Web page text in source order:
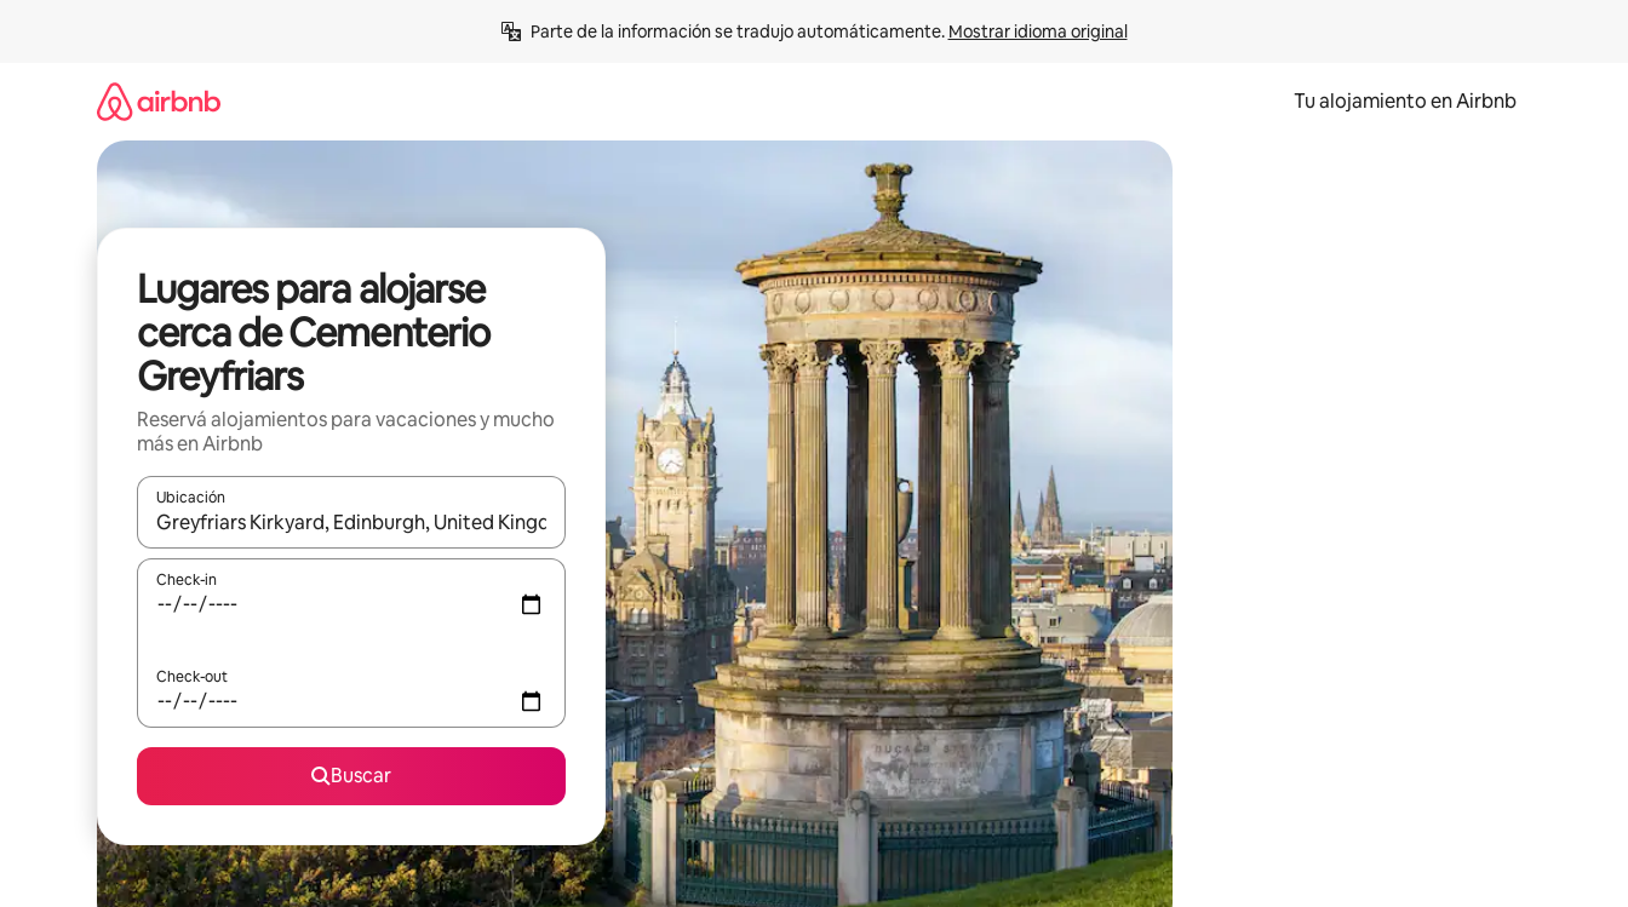
Parte de la información se tradujo automáticamente. Mostrar idioma original
Tu alojamiento en Airbnb
Lugares para alojarse
cerca de Cementerio
Greyfriars
Reservá alojamientos para vacaciones y mucho
más en Airbnb
Ubicación
Cuando los resultados estén disponibles, navegá con las teclas de flecha hacia arriba y hacia abajo o explorá deslizando el dedo.
Check-in
Check-out
Buscar